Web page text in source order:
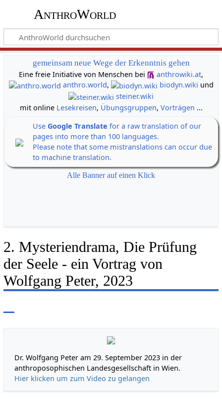
AnthroWorld
gemeinsam neue Wege der Erkenntnis gehen
Eine freie Initiative von Menschen bei
anthrowiki.at,
anthro.world, biodyn.wiki und
steiner.wiki
mit online Lesekreisen, Übungsgruppen, Vorträgen ...
Use Google Translate for a raw translation of our
pages into more than 100 languages.
Please note that some mistranslations can occur due
to machine translation.
Alle Banner auf einen Klick
2. Mysteriendrama, Die Prüfung
der Seele - ein Vortrag von
Wolfgang Peter, 2023
Dr. Wolfgang Peter am 29. September 2023 in der
anthroposophischen Landesgesellschaft in Wien.
Hier klicken um zum Video zu gelangen